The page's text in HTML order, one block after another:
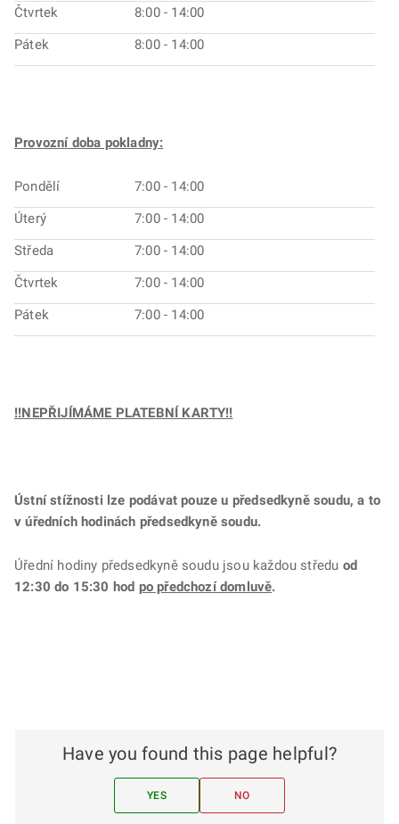
Čtvrtek
8:00 - 14:00
Pátek
8:00 - 14:00
Provozní doba pokladny:
Pondělí
7:00 - 14:00
Úterý
7:00 - 14:00
Středa
7:00 - 14:00
Čtvrtek
7:00 - 14:00
Pátek
7:00 - 14:00
!!NEPŘIJÍMÁME PLATEBNÍ KARTY!!
Ústní stížnosti lze podávat pouze u předsedkyně soudu, a to
v úředních hodinách předsedkyně soudu.
Úřední hodiny předsedkyně soudu jsou každou středu od
12:30 do 15:30 hod po předchozí domluvě.
Have you found this page helpful?
YES NO